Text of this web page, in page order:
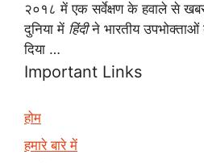
२०१८ में एक सर्वेक्षण के हवाले से
दुनिया में हिंदीने भारतीय
दिया …
Important Links
होम
हमारे बारे में